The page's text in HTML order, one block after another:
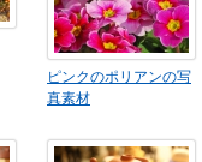
ピンクのポリアンの写
真素材